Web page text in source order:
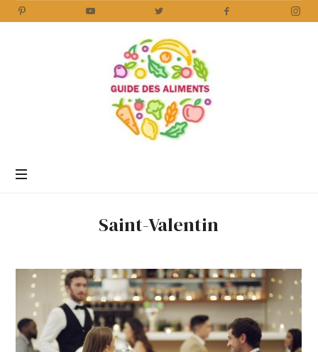
Aliments
www.guidedesaliments.comSaint-Valentin